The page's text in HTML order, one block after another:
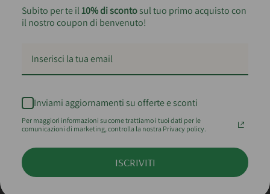
Subito per te il10% di scontosul tuo primo acquisto con
il nostro coupon di benvenuto!
Inviami aggiornamenti su offerte e sconti
Per maggiori informazioni su come trattiamo i tuoi dati per le
comunicazioni di marketing, controlla la nostra Privacy policy.
ISCRIVITI